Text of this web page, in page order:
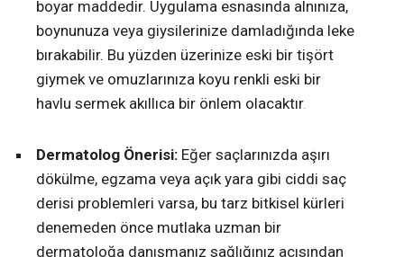
boyar maddedir. Uygulama esnasında alnınıza,
boynunuza veya giysilerinize damladığında leke
bırakabilir. Bu yüzden üzerinize eski bir tişört
giymek ve omuzlarınıza koyu renkli eski bir
havlu sermek akıllıca bir önlem olacaktır.
Dermatolog Önerisi: Eğer saçlarınızda aşırı
dökülme, egzama veya açık yara gibi ciddi saç
derisi problemleri varsa, bu tarz bitkisel kürleri
denemeden önce mutlaka uzman bir
dermatoloğa danışmanız sağlığınız açısından